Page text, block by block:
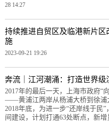
28 14:27
持续推进自贸区及临港新片
施
2023-09-21 19:26
奔流｜江河潮涌：打造世界级
2017年的最后一天，上海市政府“
——黄浦江两岸从杨浦大桥到徐浦
2018年底，为进一步“还岸线于民
间建设，计划打通63处断点，新增